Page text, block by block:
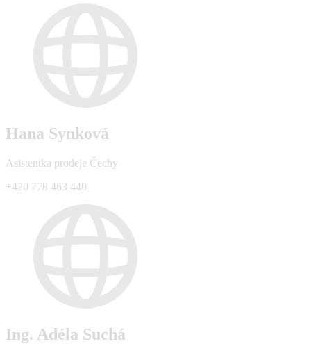
Hana Synková
Asistentka prodeje Čechy
+420 778 463 440
Ing. Adéla Suchá